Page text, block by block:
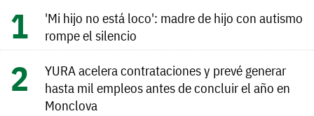
'Mi hijo no está loco': madre de hijo con autismo
rompe el silencio
YURA acelera contrataciones y prevé generar
hasta mil empleos antes de concluir el año en
Monclova